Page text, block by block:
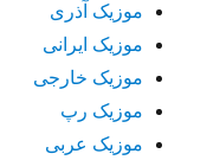
موزیک آذری
موزیک ایرانی
موزیک خارجی
موزیک رپ
موزیک عربی